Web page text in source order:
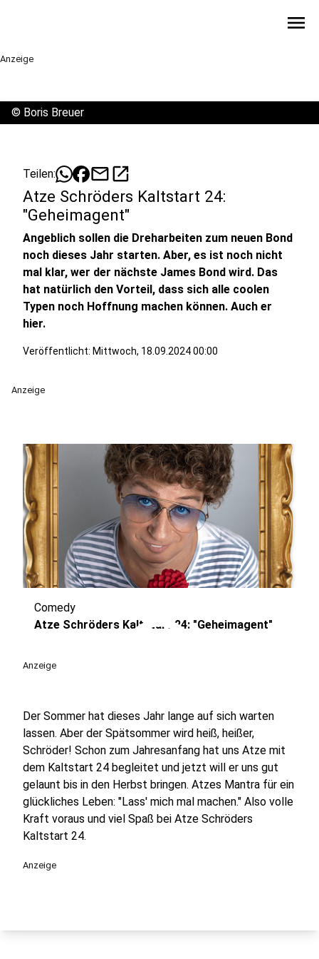
menu
Anzeige
© Boris Breuer
Teilen: mailopen_in_new
Atze Schröders Kaltstart 24:
"Geheimagent"
Angeblich sollen die Dreharbeiten zum neuen Bond
noch dieses Jahr starten. Aber, es ist noch nicht
mal klar, wer der nächste James Bond wird. Das
hat natürlich den Vorteil, dass sich alle coolen
Typen noch Hoffnung machen können. Auch er
hier.
Veröffentlicht: Mittwoch, 18.09.2024 00:00
Anzeige
play_circle
Comedy
Atze Schröders Kaltstart 24: "Geheimagent"
Anzeige
Der Sommer hat dieses Jahr lange auf sich warten
lassen. Aber der Spätsommer wird heiß, heißer,
Schröder! Schon zum Jahresanfang hat uns Atze mit
dem Kaltstart 24 begleitet und jetzt will er uns gut
gelaunt bis in den Herbst bringen. Atzes Mantra für ein
glückliches Leben: "Lass' mich mal machen." Also volle
Kraft voraus und viel Spaß bei Atze Schröders
Kaltstart 24.
Anzeige